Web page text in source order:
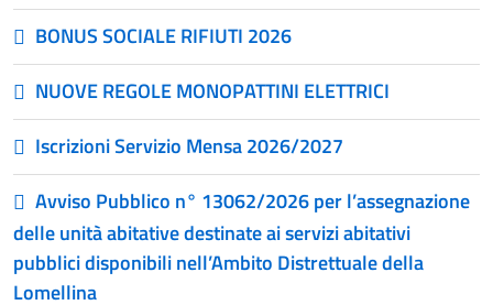
BONUS SOCIALE RIFIUTI 2026
NUOVE REGOLE MONOPATTINI ELETTRICI
Iscrizioni Servizio Mensa 2026/2027
Avviso Pubblico n° 13062/2026 per l’assegnazione
delle unità abitative destinate ai servizi abitativi
pubblici disponibili nell’Ambito Distrettuale della
Lomellina